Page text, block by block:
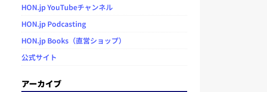
HON.jp YouTubeチャンネル
HON.jp Podcasting
HON.jp Books（直営ショップ）
公式サイト
アーカイブ